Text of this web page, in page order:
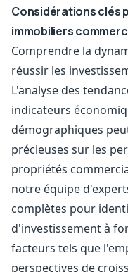
Considérations clés
immobiliers
Comprendre la
réussir les
L'analyse des
indicateurs
démographiques
précieuses sur les
propriétés
notre équipe
complètes pour
d'investissement à
facteurs tels que
perspectives de